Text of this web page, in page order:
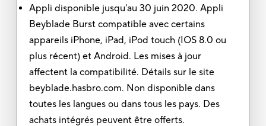
Appli disponible jusqu'au 30 juin 2020. Appli
Beyblade Burst compatible avec certains
appareils iPhone, iPad, iPod touch (IOS 8.0 ou
plus récent) et Android. Les mises à jour
affectent la compatibilité. Détails sur le site
beyblade.hasbro.com. Non disponible dans
toutes les langues ou dans tous les pays. Des
achats intégrés peuvent être offerts.